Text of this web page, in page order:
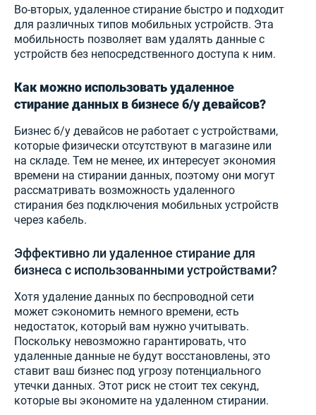
Во-вторых, удаленное стирание быстро и подходит
для различных типов мобильных устройств. Эта
мобильность позволяет вам удалять данные с
устройств без непосредственного доступа к ним.
Как можно использовать удаленное
стирание данных в бизнесе б/у девайсов?
Бизнес б/у девайсов не работает с устройствами,
которые физически отсутствуют в магазине или
на складе. Тем не менее, их интересует экономия
времени на стирании данных, поэтому они могут
рассматривать возможность удаленного
стирания без подключения мобильных устройств
через кабель.
Эффективно ли удаленное стирание для
бизнеса с использованными устройствами?
Хотя удаление данных по беспроводной сети
может сэкономить немного времени, есть
недостаток, который вам нужно учитывать.
Поскольку невозможно гарантировать, что
удаленные данные не будут восстановлены, это
ставит ваш бизнес под угрозу потенциального
утечки данных. Этот риск не стоит тех секунд,
которые вы экономите на удаленном стирании.